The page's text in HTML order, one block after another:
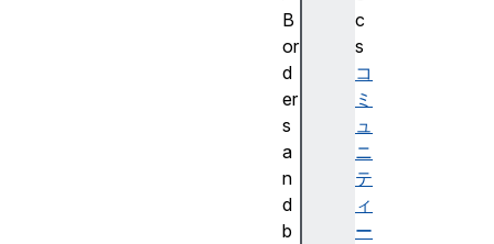
c
s
コ
ミ
ュ
ニ
テ
ィ
ー
B
or
d
er
s
a
n
d
b